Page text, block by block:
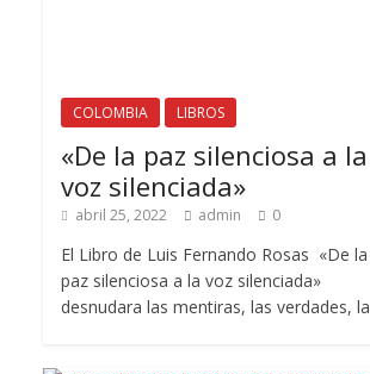
COLOMBIA LIBROS
«De la paz silenciosa a la
voz silenciada»
abril 25, 2022 admin 0
El Libro de Luis Fernando Rosas «De la
paz silenciosa a la voz silenciada»
desnudara las mentiras, las verdades, la